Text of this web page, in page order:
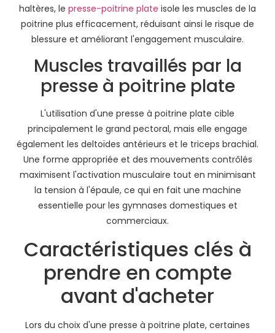
haltères, le presse-poitrine plate isole les muscles de la
poitrine plus efficacement, réduisant ainsi le risque de
blessure et améliorant l'engagement musculaire.
Muscles travaillés par la
presse à poitrine plate
L'utilisation d'une presse à poitrine plate cible
principalement le grand pectoral, mais elle engage
également les deltoïdes antérieurs et le triceps brachial.
Une forme appropriée et des mouvements contrôlés
maximisent l'activation musculaire tout en minimisant
la tension à l'épaule, ce qui en fait une machine
essentielle pour les gymnases domestiques et
commerciaux.
Caractéristiques clés à
prendre en compte
avant d'acheter
Lors du choix d'une presse à poitrine plate, certaines